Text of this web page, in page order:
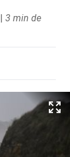
| 3 min de